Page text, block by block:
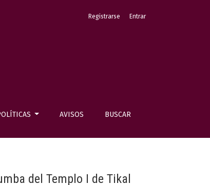
AVISOS BUSCAR
Registrarse Entrar
del Templo I de Tikal